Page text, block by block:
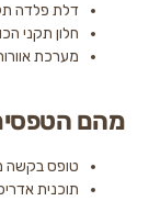
פלדה תקנית בעלת
תקני הכולל תריס
אוורור עם אפשרות
בקשה מקוון להיתר.
אדריכלית חתומה